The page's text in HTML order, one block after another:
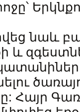
նաև
և
Հայր